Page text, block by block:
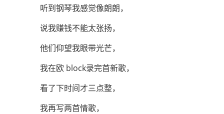
听到钢琴我感觉像朗朗，
说我赚钱不能太张扬，
他们仰望我眼带光芒，
我在欧 block录完首新歌，
看了下时间才三点整，
我再写两首情歌，